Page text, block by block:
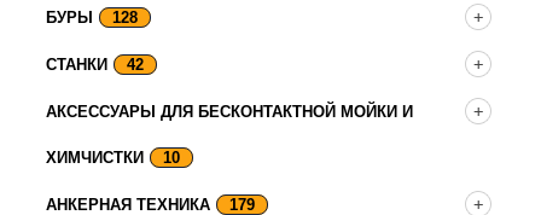
БУРЫ 128
СТАНКИ 42
АКСЕССУАРЫ ДЛЯ БЕСКОНТАКТНОЙ МОЙКИ И
ХИМЧИСТКИ 10
АНКЕРНАЯ ТЕХНИКА 179